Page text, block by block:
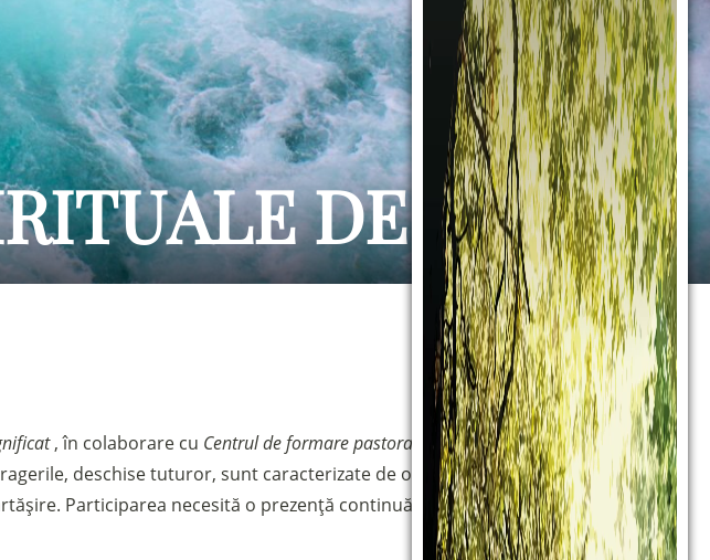
DE VARĂ
, în colaborare cu Centrul de formare pastorală
al Diecezei de Perugia, oferă
deschise tuturor, sunt caracterizate de o atmosferă fraternă și relaxată,
Participarea necesită o prezență continuă de vineri după-amiaza devreme